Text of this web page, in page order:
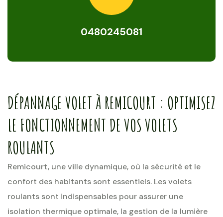
0480245081
DÉPANNAGE VOLET À REMICOURT : OPTIMISEZ
LE FONCTIONNEMENT DE VOS VOLETS
ROULANTS
Remicourt, une ville dynamique, où la sécurité et le
confort des habitants sont essentiels. Les volets
roulants sont indispensables pour assurer une
isolation thermique optimale, la gestion de la lumière